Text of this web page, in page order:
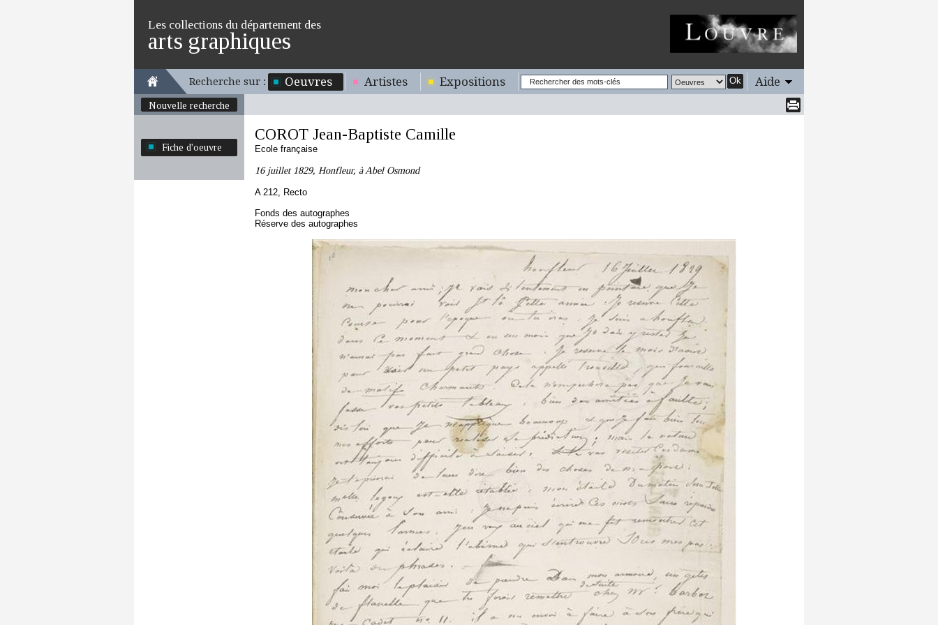
Les collections du département des
arts graphiques
Recherche sur : Oeuvres Artistes Expositions Ok Aide
Nouvelle recherche
Fiche d'oeuvre
COROT Jean-Baptiste Camille
Ecole française
16 juillet 1829, Honfleur, à Abel Osmond
A 212, Recto
Fonds des autographes
Réserve des autographes